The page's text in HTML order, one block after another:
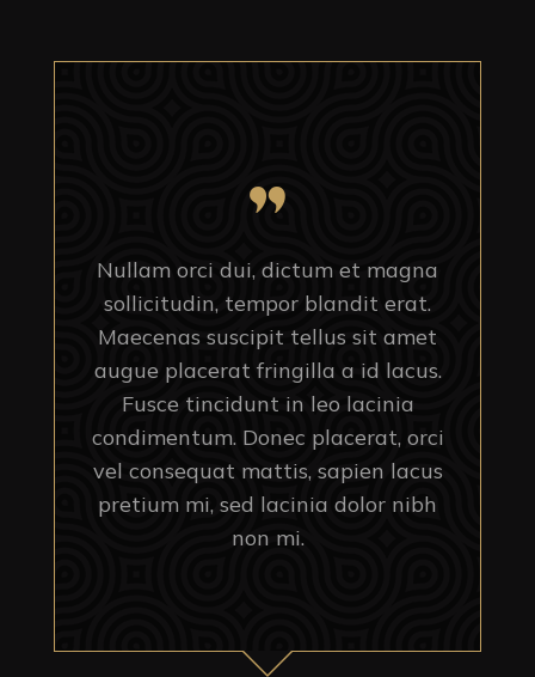
Nullam orci dui, dictum et magna
sollicitudin, tempor blandit erat.
Maecenas suscipit tellus sit amet
augue placerat fringilla a id lacus.
Fusce tincidunt in leo lacinia
condimentum. Donec placerat, orci
vel consequat mattis, sapien lacus
pretium mi, sed lacinia dolor nibh
non mi.